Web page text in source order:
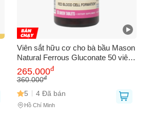
Viên sắt hữu cơ cho bà bầu Mason
Natural Ferrous Gluconate 50 viên -
Hỗ trợ bổ sung sắt, dễ hấp thu,
không gây táo bón.
265.000đ
360.000đ
5 4 Đã bán
Hồ Chí Minh